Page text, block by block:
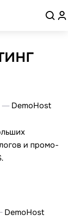
DemoHost
и промо-
DemoHost